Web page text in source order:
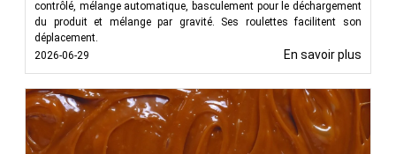
contrôlé, mélange automatique, basculement pour le déchargement
du produit et mélange par gravité. Ses roulettes facilitent son
déplacement.
2026-06-29
En savoir plus